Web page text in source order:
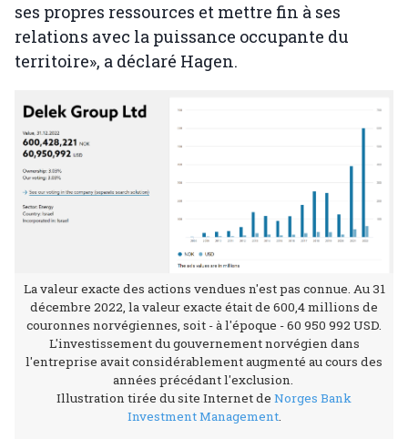
ses propres ressources et mettre fin à ses
relations avec la puissance occupante du
territoire», a déclaré Hagen.
La valeur exacte des actions vendues n'est pas connue. Au 31
décembre 2022, la valeur exacte était de 600,4 millions de
couronnes norvégiennes, soit - à l'époque - 60 950 992 USD.
L'investissement du gouvernement norvégien dans
l'entreprise avait considérablement augmenté au cours des
années précédant l'exclusion.
Illustration tirée du site Internet de Norges Bank
Investment Management.